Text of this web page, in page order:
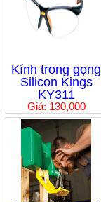
Kính trong gọng
Silicon Kings
KY311
Giá: 130,000